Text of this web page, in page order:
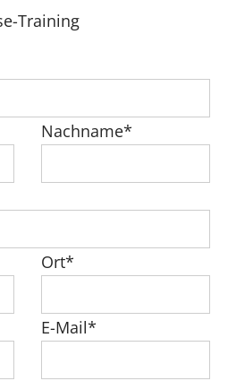
Training
Nachname*
Ort*
E-Mail*